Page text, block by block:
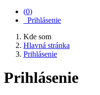
(0)
Prihlásenie
Kde som
Hlavná stránka
Prihlásenie
Prihlásenie